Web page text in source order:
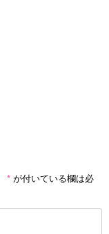
* が付いている欄は必